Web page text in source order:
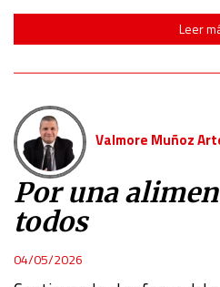
Leer
Valmore Muñoz
Por una
todos
04/05/2026